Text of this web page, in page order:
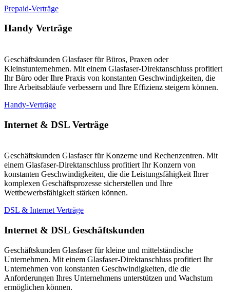
Prepaid-Verträge
Handy Verträge
Geschäftskunden Glasfaser für Büros, Praxen oder
Kleinstunternehmen. Mit einem Glasfaser-Direktanschluss profitiert
Ihr Büro oder Ihre Praxis von konstanten Geschwindigkeiten, die
Ihre Arbeitsabläufe verbessern und Ihre Effizienz steigern können.
Handy-Verträge
Internet & DSL Verträge
Geschäftskunden Glasfaser für Konzerne und Rechenzentren. Mit
einem Glasfaser-Direktanschluss profitiert Ihr Konzern von
konstanten Geschwindigkeiten, die die Leistungsfähigkeit Ihrer
komplexen Geschäftsprozesse sicherstellen und Ihre
Wettbewerbsfähigkeit stärken können.
DSL & Internet Verträge
Internet & DSL Geschäftskunden
Geschäftskunden Glasfaser für kleine und mittelständische
Unternehmen. Mit einem Glasfaser-Direktanschluss profitiert Ihr
Unternehmen von konstanten Geschwindigkeiten, die die
Anforderungen Ihres Unternehmens unterstützen und Wachstum
ermöglichen können.